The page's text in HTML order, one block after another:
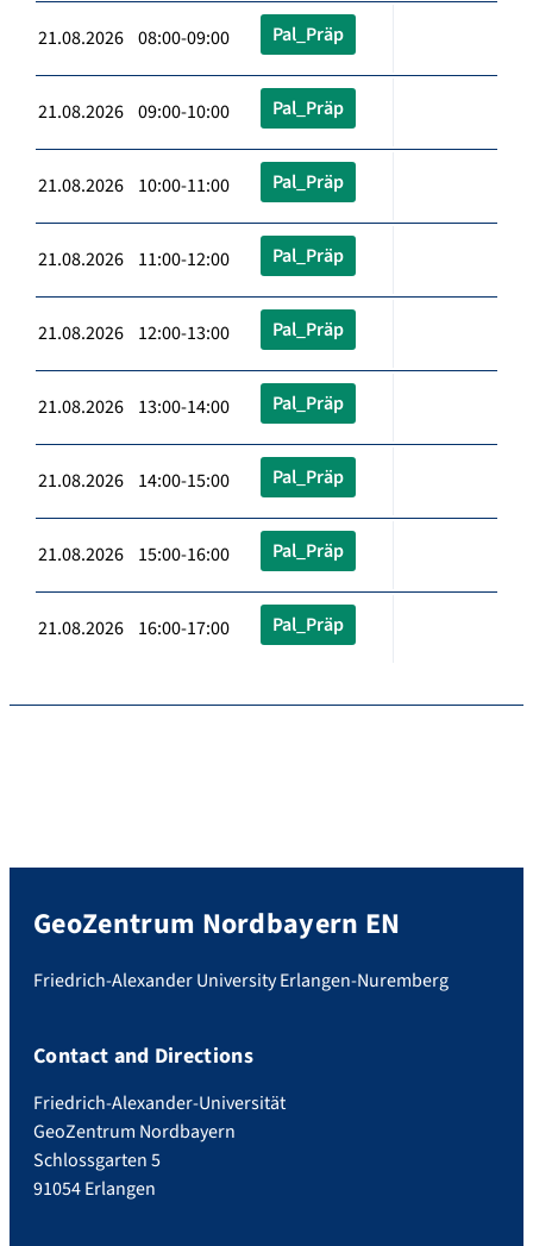
21.08.2026 08:00-09:00 Pal_Präp
21.08.2026 09:00-10:00 Pal_Präp
21.08.2026 10:00-11:00 Pal_Präp
21.08.2026 11:00-12:00 Pal_Präp
21.08.2026 12:00-13:00 Pal_Präp
21.08.2026 13:00-14:00 Pal_Präp
21.08.2026 14:00-15:00 Pal_Präp
21.08.2026 15:00-16:00 Pal_Präp
21.08.2026 16:00-17:00 Pal_Präp
GeoZentrum Nordbayern EN
Friedrich-Alexander University Erlangen-Nuremberg
Contact and Directions
Friedrich-Alexander-Universität
GeoZentrum Nordbayern
Schlossgarten 5
91054 Erlangen